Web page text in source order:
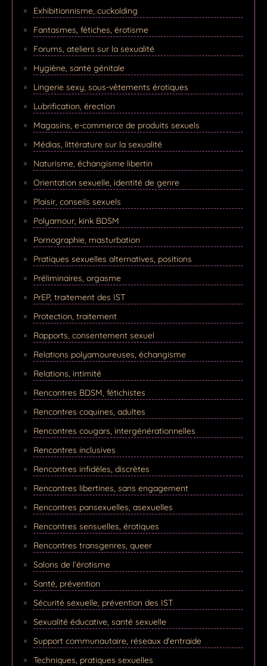
Exhibitionnisme, cuckolding
Fantasmes, fétiches, érotisme
Forums, ateliers sur la sexualité
Hygiène, santé génitale
Lingerie sexy, sous-vêtements érotiques
Lubrification, érection
Magasins, e-commerce de produits sexuels
Médias, littérature sur la sexualité
Naturisme, échangisme libertin
Orientation sexuelle, identité de genre
Plaisir, conseils sexuels
Polyamour, kink BDSM
Pornographie, masturbation
Pratiques sexuelles alternatives, positions
Préliminaires, orgasme
PrEP, traitement des IST
Protection, traitement
Rapports, consentement sexuel
Relations polyamoureuses, échangisme
Relations, intimité
Rencontres BDSM, fétichistes
Rencontres coquines, adultes
Rencontres cougars, intergénérationnelles
Rencontres inclusives
Rencontres infidèles, discrètes
Rencontres libertines, sans engagement
Rencontres pansexuelles, asexuelles
Rencontres sensuelles, érotiques
Rencontres transgenres, queer
Salons de l’érotisme
Santé, prévention
Sécurité sexuelle, prévention des IST
Sexualité éducative, santé sexuelle
Support communautaire, réseaux d'entraide
Techniques, pratiques sexuelles